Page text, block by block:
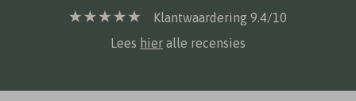
Klantwaardering 9.4/10
Lees hier alle recensies